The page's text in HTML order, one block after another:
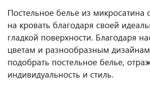
Постельное белье из микросатина
на кровать благодаря своей
гладкой поверхности. Благодаря
цветам и разнообразным
подобрать постельное белье,
индивидуальность и стиль.